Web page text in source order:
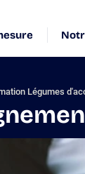
Légumes